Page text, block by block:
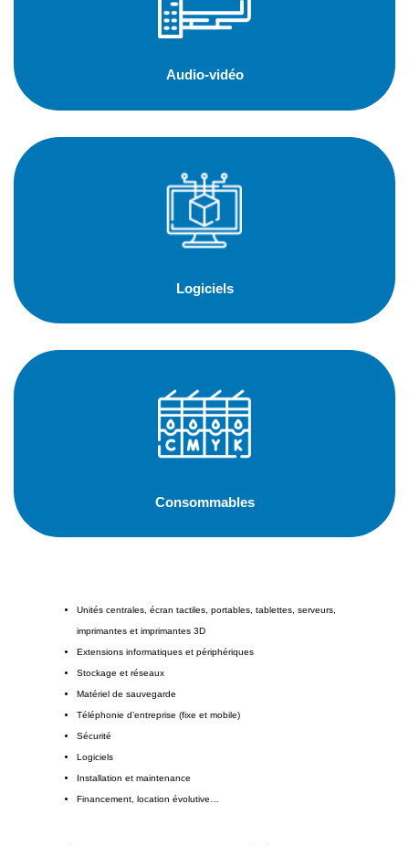
Audio-vidéo
Logiciels
Consommables
Unités centrales, écran tactiles, portables, tablettes, serveurs,
imprimantes et imprimantes 3D
Extensions informatiques et périphériques
Stockage et réseaux
Matériel de sauvegarde
Téléphonie d’entreprise (fixe et mobile)
Sécurité
Logiciels
Installation et maintenance
Financement, location évolutive…